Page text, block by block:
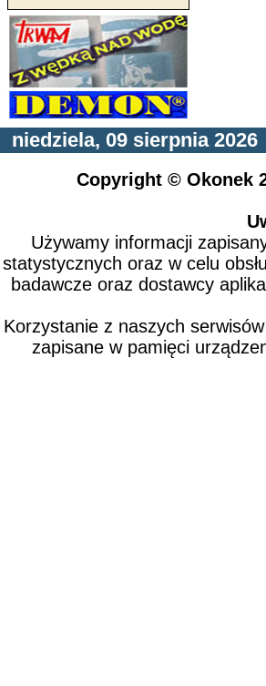
niedziela, 09 sierpnia 2026
Copyright © Okonek
Używamy informacji
statystycznych oraz w celu
badawcze oraz dostawcy
Korzystanie z naszych
zapisane w pamięci